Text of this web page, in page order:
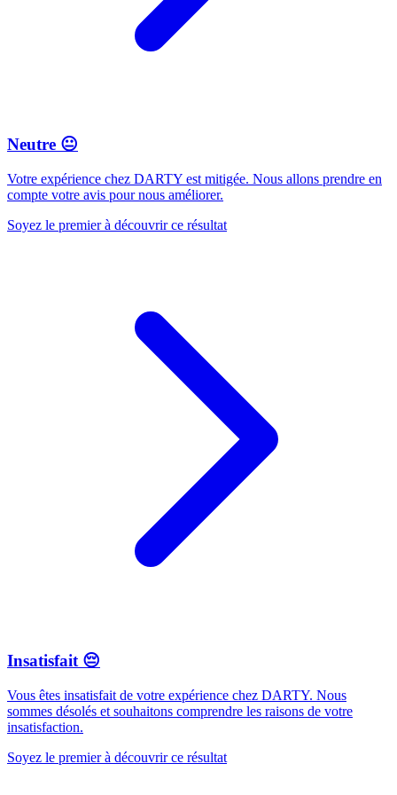
Neutre 😐
Votre expérience chez DARTY est mitigée. Nous allons prendre en
compte votre avis pour nous améliorer.
Soyez le premier à découvrir ce résultat
Insatisfait 😔
Vous êtes insatisfait de votre expérience chez DARTY. Nous
sommes désolés et souhaitons comprendre les raisons de votre
insatisfaction.
Soyez le premier à découvrir ce résultat